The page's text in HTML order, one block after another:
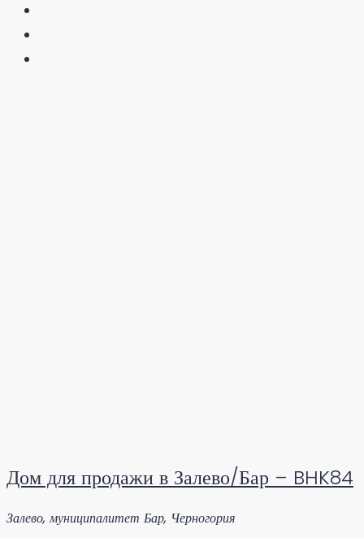
Дом для продажи в Залево/Бар – BHK84
Залево, муниципалитет Бар, Черногория